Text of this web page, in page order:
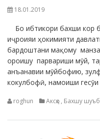
18.01.2019
Бо ибтикори бахши кор
иҷроияи ҳокимияти
бардоштани мақому
ороишу парвариши мӯй,
анъанавии мӯйбофию,
кокулбофӣ, намоиши
roghun Аксҳо , Бахшу